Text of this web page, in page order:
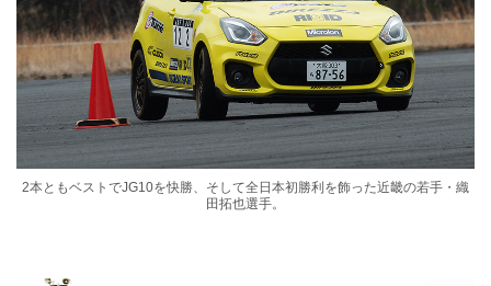
2本ともベストでJG10を快勝、そして全日本初勝利を飾った近畿の若手・織
田拓也選手。